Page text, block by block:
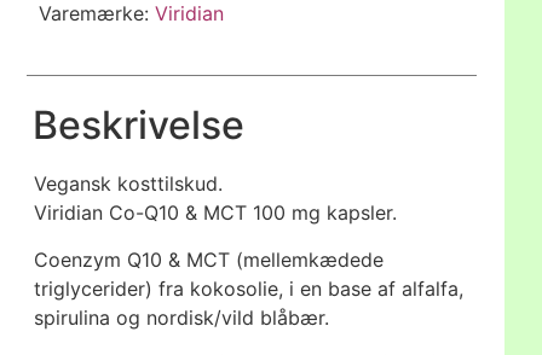
Varemærke:Viridian
Beskrivelse
Vegansk kosttilskud.
Viridian Co-Q10 & MCT 100 mg kapsler.
Coenzym Q10 & MCT (mellemkædede
triglycerider) fra kokosolie, i en base af alfalfa,
spirulina og nordisk/vild blåbær.